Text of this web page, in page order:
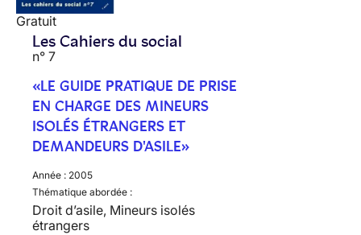
Gratuit
Les Cahiers du social
n° 7
«LE GUIDE PRATIQUE DE PRISE
EN CHARGE DES MINEURS
ISOLÉS ÉTRANGERS ET
DEMANDEURS D'ASILE»
Année : 2005
Thématique abordée :
Droit d’asile, Mineurs isolés
étrangers